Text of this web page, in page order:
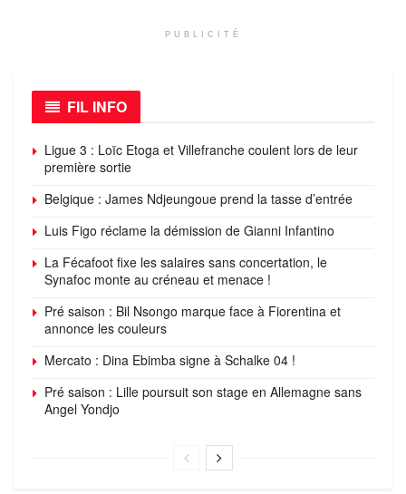
PUBLICITÉ
FIL INFO
Ligue 3 : Loïc Etoga et Villefranche coulent lors de leur
première sortie
Belgique : James Ndjeungoue prend la tasse d’entrée
Luis Figo réclame la démission de Gianni Infantino
La Fécafoot fixe les salaires sans concertation, le
Synafoc monte au créneau et menace !
Pré saison : Bil Nsongo marque face à Fiorentina et
annonce les couleurs
Mercato : Dina Ebimba signe à Schalke 04 !
Pré saison : Lille poursuit son stage en Allemagne sans
Angel Yondjo